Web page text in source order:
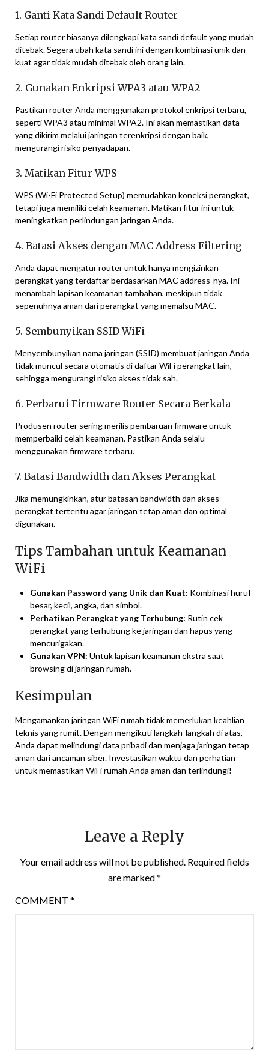
1. Ganti Kata Sandi Default Router
Setiap router biasanya dilengkapi kata sandi default yang mudah
ditebak. Segera ubah kata sandi ini dengan kombinasi unik dan
kuat agar tidak mudah ditebak oleh orang lain.
2. Gunakan Enkripsi WPA3 atau WPA2
Pastikan router Anda menggunakan protokol enkripsi terbaru,
seperti WPA3 atau minimal WPA2. Ini akan memastikan data
yang dikirim melalui jaringan terenkripsi dengan baik,
mengurangi risiko penyadapan.
3. Matikan Fitur WPS
WPS (Wi-Fi Protected Setup) memudahkan koneksi perangkat,
tetapi juga memiliki celah keamanan. Matikan fitur ini untuk
meningkatkan perlindungan jaringan Anda.
4. Batasi Akses dengan MAC Address Filtering
Anda dapat mengatur router untuk hanya mengizinkan
perangkat yang terdaftar berdasarkan MAC address-nya. Ini
menambah lapisan keamanan tambahan, meskipun tidak
sepenuhnya aman dari perangkat yang memalsu MAC.
5. Sembunyikan SSID WiFi
Menyembunyikan nama jaringan (SSID) membuat jaringan Anda
tidak muncul secara otomatis di daftar WiFi perangkat lain,
sehingga mengurangi risiko akses tidak sah.
6. Perbarui Firmware Router Secara Berkala
Produsen router sering merilis pembaruan firmware untuk
memperbaiki celah keamanan. Pastikan Anda selalu
menggunakan firmware terbaru.
7. Batasi Bandwidth dan Akses Perangkat
Jika memungkinkan, atur batasan bandwidth dan akses
perangkat tertentu agar jaringan tetap aman dan optimal
digunakan.
Tips Tambahan untuk Keamanan
WiFi
Gunakan Password yang Unik dan Kuat: Kombinasi huruf
besar, kecil, angka, dan simbol.
Perhatikan Perangkat yang Terhubung: Rutin cek
perangkat yang terhubung ke jaringan dan hapus yang
mencurigakan.
Gunakan VPN: Untuk lapisan keamanan ekstra saat
browsing di jaringan rumah.
Kesimpulan
Mengamankan jaringan WiFi rumah tidak memerlukan keahlian
teknis yang rumit. Dengan mengikuti langkah-langkah di atas,
Anda dapat melindungi data pribadi dan menjaga jaringan tetap
aman dari ancaman siber. Investasikan waktu dan perhatian
untuk memastikan WiFi rumah Anda aman dan terlindungi!
Leave a Reply
Your email address will not be published. Required fields
are marked*
COMMENT *